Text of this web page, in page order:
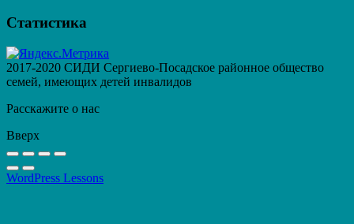
Статистика
2017-2020 СИДИ Сергиево-Посадское районное общество
семей, имеющих детей инвалидов
Расскажите о нас
Вверх
WordPress Lessons